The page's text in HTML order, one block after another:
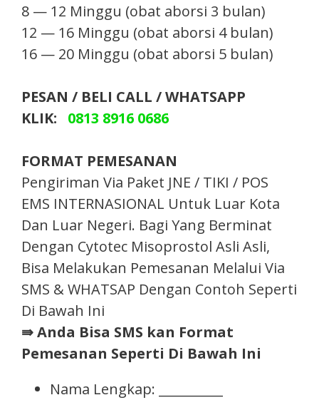
8 — 12 Minggu (obat aborsi 3 bulan)
12 — 16 Minggu (obat aborsi 4 bulan)
16 — 20 Minggu (obat aborsi 5 bulan)
PESAN / BELI CALL / WHATSAPP
KLIK: 0813 8916 0686
FORMAT PEMESANAN
Pengiriman Via Paket JNE / TIKI / POS
EMS INTERNASIONAL Untuk Luar Kota
Dan Luar Negeri. Bagi Yang Berminat
Dengan Cytotec Misoprostol Asli Asli,
Bisa Melakukan Pemesanan Melalui Via
SMS & WHATSAP Dengan Contoh Seperti
Di Bawah Ini
⇛ Anda Bisa SMS kan Format
Pemesanan Seperti Di Bawah Ini
Nama Lengkap: __________